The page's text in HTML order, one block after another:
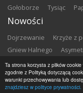
Ta strona korzysta z plików cookie
zgodnie z Polityką dotyczącą
warunki przechowywania lub
znajdziesz w polityce prywatności.
Gołoborze
Tysiąc
Nowości
Dojrzewanie Krzyże z
Gniew Halnego
Dowody zbrodni